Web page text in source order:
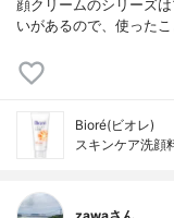
顔クリームのシリーズ
いがあるので、使った
Bioré(ビオレ)
スキンケア洗顔